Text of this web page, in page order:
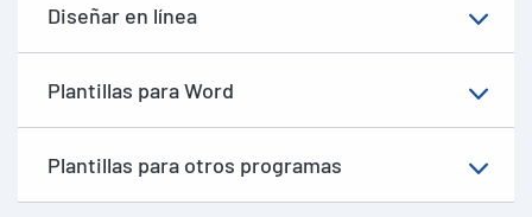
Diseñar en línea
Plantillas para Word
Plantillas para otros programas